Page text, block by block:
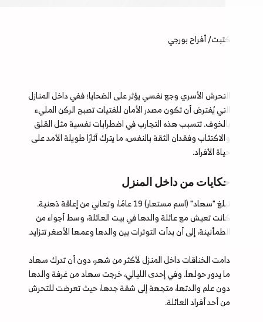
كتبت/ أفراح بورجي
التحرش الأسري وجع نفسي يؤثر على الضحايا؛ ففي داخل المنازل
التي يُفترض أن تكون مصدر الأمان للفتيات تصبح الركن المليء
بالخوف. تتسبب هذه التجارب في اضطرابات نفسية مثل القلق
والاكتئاب وفقدان الثقة بالنفس، ما يترك آثارًا طويلة الأمد على
حياة الأفراد.
حكايات من داخل المنزل
تبلغ "سهاد" (اسم مستعار) 19 عامًا، وتعاني من إعاقة ذهنية.
كانت تعيش مع عائلة والدها في بيت العائلة، وسط أجواء من
الطمأنينة، إلى أن بدأت التوترات بين والدها وعمها الأصغر تتزايد.
دامت الخناقات داخل المنزل لأكثر من شهر، دون أن تدرك سهاد
ما يدور حولها. وفي إحدى الليالي، خرجت سهاد من غرفة والدها
دون علم والدتها، متجهة إلى شقة جدها، حيث تعرضت للتحرش
من أحد أفراد العائلة.